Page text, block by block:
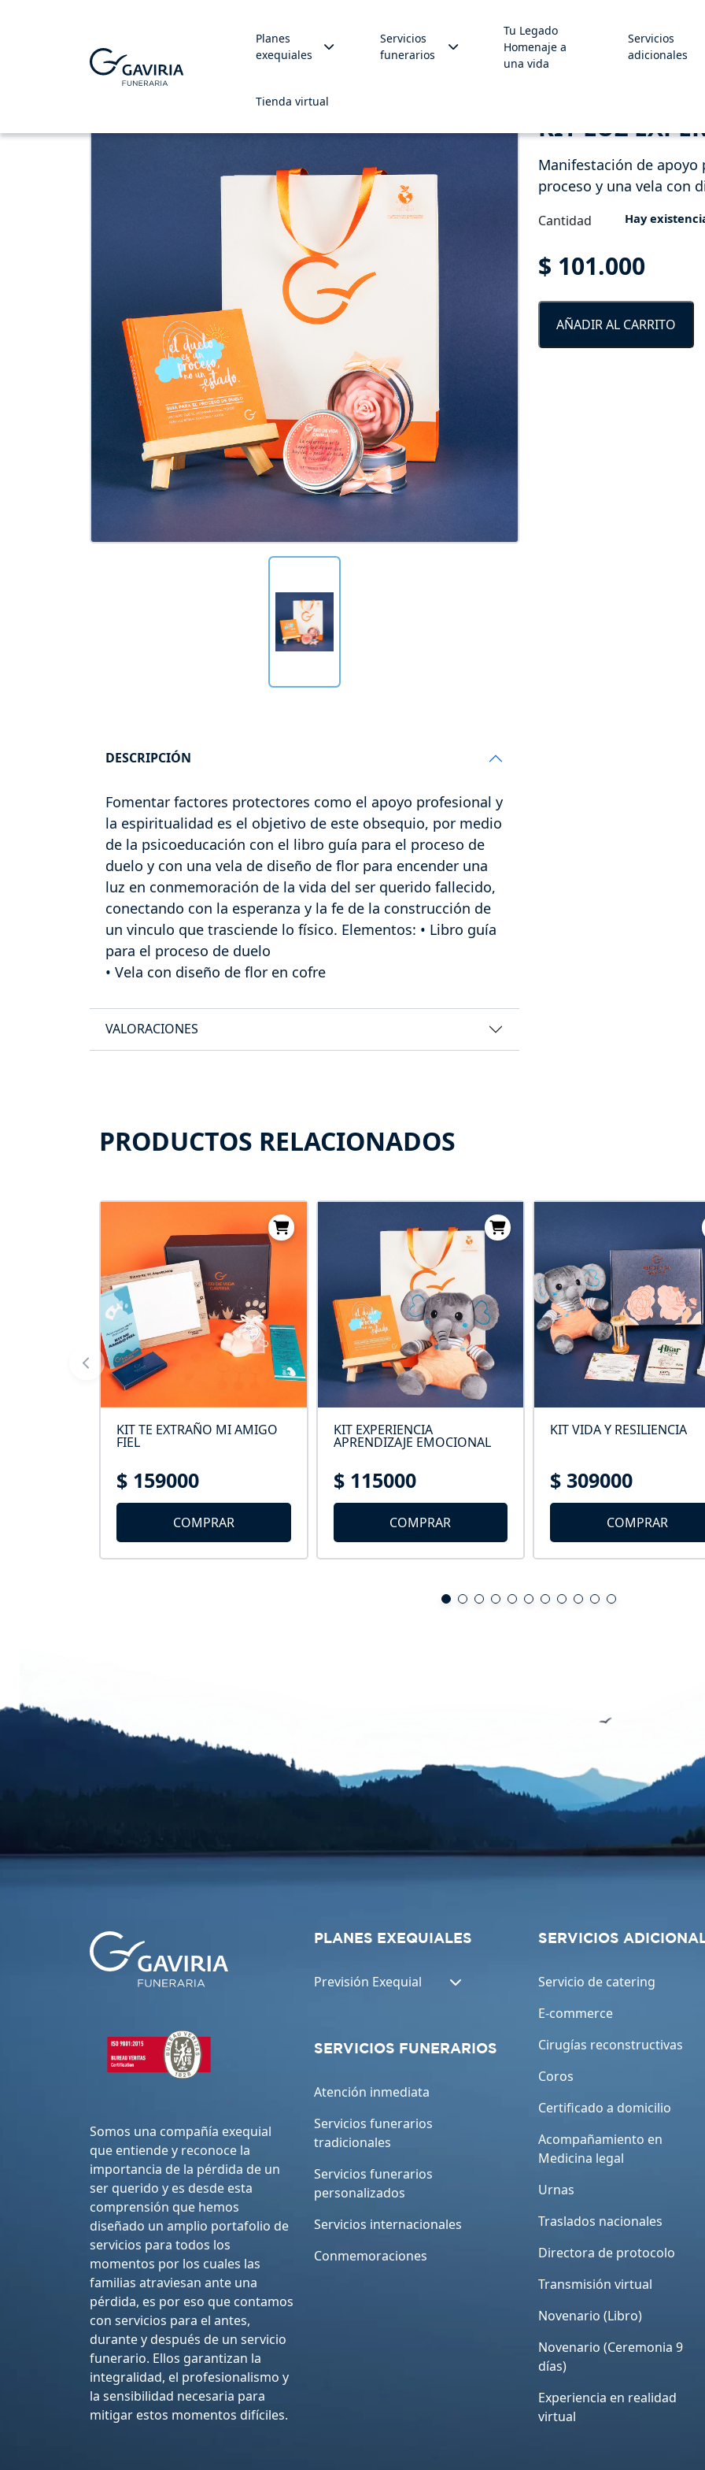
Planes
exequiales
Servicios
funerarios
Tu Legado
Homenaje a
una vida
Servicios
adicionales
Tienda virtual
KIT LUZ
Manifestación de
proceso y una vela con
Cantidad
experiencia
cantidad
Hay
$ 101.000
AÑADIR AL CARRITO
DESCRIPCIÓN
Fomentar factores protectores como el apoyo profesional y
la espiritualidad es el objetivo de este obsequio, por medio
de la psicoeducación con el libro guía para el proceso de
duelo y con una vela de diseño de flor para encender una
luz en conmemoración de la vida del ser querido fallecido,
conectando con la esperanza y la fe de la construcción de
un vinculo que trasciende lo físico. Elementos: • Libro guía
para el proceso de duelo
• Vela con diseño de flor en cofre
VALORACIONES
PRODUCTOS RELACIONADOS
KIT TE EXTRAÑO MI AMIGO
FIEL
$ 159000
COMPRAR
KIT EXPERIENCIA
APRENDIZAJE EMOCIONAL
$ 115000
COMPRAR
KIT VIDA Y RESILIENCIA
$ 309000
COMPRAR
Somos una compañía exequial
que entiende y reconoce la
importancia de la pérdida de un
ser querido y es desde esta
comprensión que hemos
diseñado un amplio portafolio de
servicios para todos los
momentos por los cuales las
familias atraviesan ante una
pérdida, es por eso que contamos
con servicios para el antes,
durante y después de un servicio
funerario. Ellos garantizan la
integralidad, el profesionalismo y
la sensibilidad necesaria para
mitigar estos momentos difíciles.
PLANES EXEQUIALES
Previsión Exequial
SERVICIOS FUNERARIOS
Atención inmediata
Servicios funerarios
tradicionales
Servicios funerarios
personalizados
Servicios internacionales
Conmemoraciones
SERVICIOS
Servicio de catering
E-commerce
Cirugías reconstructivas
Coros
Certificado a domicilio
Acompañamiento en
Medicina legal
Urnas
Traslados nacionales
Directora de protocolo
Transmisión virtual
Novenario (Libro)
Novenario (Ceremonia 9
días)
Experiencia en realidad
virtual